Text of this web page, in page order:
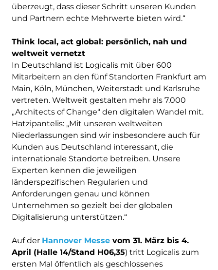
überzeugt, dass dieser Schritt unseren Kunden
und Partnern echte Mehrwerte bieten wird.“
Think local, act global: persönlich, nah und
weltweit vernetzt
In Deutschland ist Logicalis mit über 600
Mitarbeitern an den fünf Standorten Frankfurt am
Main, Köln, München, Weiterstadt und Karlsruhe
vertreten. Weltweit gestalten mehr als 7.000
„Architects of Change“ den digitalen Wandel mit.
Hatzipantelis: „Mit unseren weltweiten
Niederlassungen sind wir insbesondere auch für
Kunden aus Deutschland interessant, die
internationale Standorte betreiben. Unsere
Experten kennen die jeweiligen
länderspezifischen Regularien und
Anforderungen genau und können
Unternehmen so gezielt bei der globalen
Digitalisierung unterstützen.“
Auf der Hannover Messe vom 31. März bis 4.
April (Halle 14/Stand H06,35) tritt Logicalis zum
ersten Mal öffentlich als geschlossenes